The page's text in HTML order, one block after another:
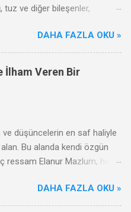
tuz ve diğer bileşenler,
zararları ve sağlıklı
DAHA FAZLA OKU »
İlham Veren Bir
ve düşüncelerin en saf haliyle
Bu alanda kendi özgün
ressam Elanur Mazlum, hem
ve formların ardına sakladığı
gücünü, gençliğin arayışını
DAHA FAZLA OKU »